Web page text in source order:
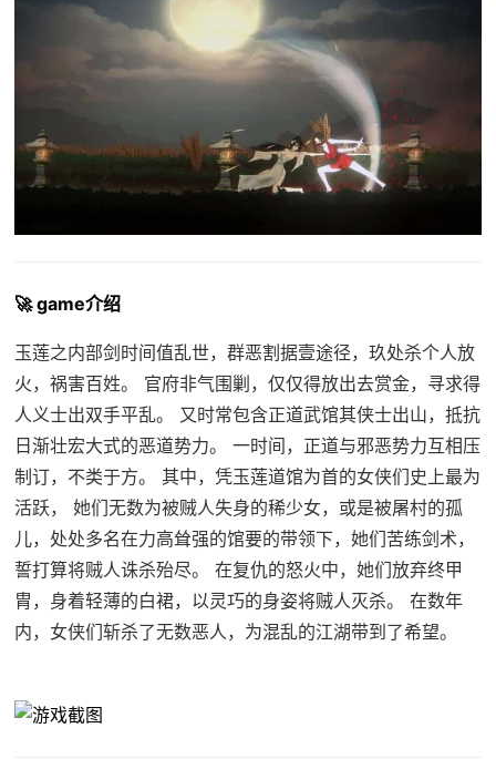
🚀 game介绍
玉莲之内部剑时间值乱世，群恶割据壹途径，玖处杀个人放
火，祸害百姓。 官府非气围剿，仅仅得放出去赏金，寻求得
人义士出双手平乱。 又时常包含正道武馆其侠士出山，抵抗
日渐壮宏大式的恶道势力。 一时间，正道与邪恶势力互相压
制订，不类于方。 其中，凭玉莲道馆为首的女侠们史上最为
活跃， 她们无数为被贼人失身的稀少女，或是被屠村的孤
儿，处处多名在力高耸强的馆要的带领下，她们苦练剑术，
誓打算将贼人诛杀殆尽。 在复仇的怒火中，她们放弃终甲
胄，身着轻薄的白裙，以灵巧的身姿将贼人灭杀。 在数年
内，女侠们斩杀了无数恶人，为混乱的江湖带到了希望。